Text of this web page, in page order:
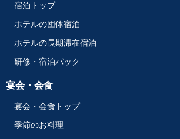
宿泊トップ
ホテルの団体宿泊
ホテルの長期滞在宿泊
研修・宿泊パック
宴会・会食
宴会・会食トップ
季節のお料理